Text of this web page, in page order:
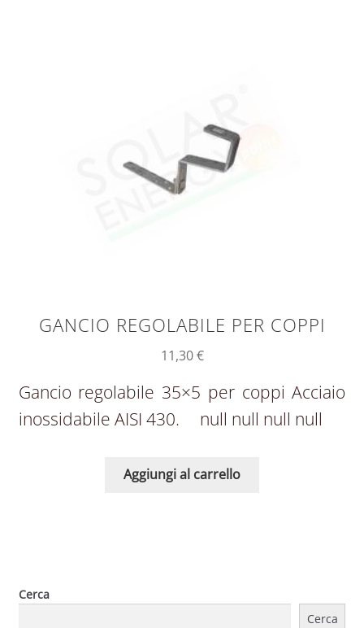
GANCIO REGOLABILE PER COPPI
11,30€
Gancio regolabile 35×5 per coppi Acciaio
inossidabile AISI 430. null null null null
Aggiungi al carrello
Cerca
Cerca